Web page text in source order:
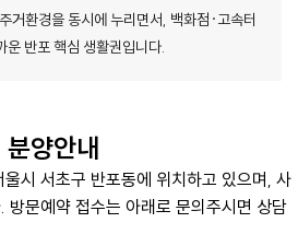
거환경을 동시에 누리면서, 백화점·고속터
반포 핵심 생활권입니다.
분양안내
시 서초구 반포동에 위치하고 있으며, 사
방문예약 접수는 아래로 문의주시면 상담